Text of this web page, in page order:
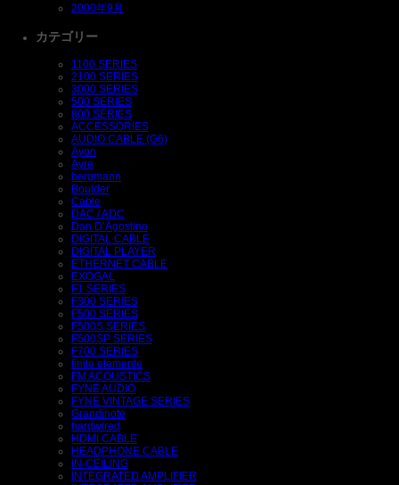
2000年9月
カテゴリー
1100 SERIES
2100 SERIES
3000 SERIES
500 SERIES
800 SERIES
ACCESSORIES
AUDIO CABLE (G6)
Ayon
Ayre
bergmann
Boulder
Cable
DAC / ADC
Dan D’Agostino
DIGITAL CABLE
DIGITAL PLAYER
ETHERNET CABLE
EXOGAL
F1 SERIES
F300 SERIES
F500 SERIES
F500S SERIES
F500SP SERIES
F700 SERIES
finite elemente
FM ACOUSTICS
FYNE AUDIO
FYNE VINTAGE SERIES
Grandinote
hardwired
HDMI CABLE
HEADPHONE CABLE
IN-CEILING
INTEGRATED AMPLIFIER